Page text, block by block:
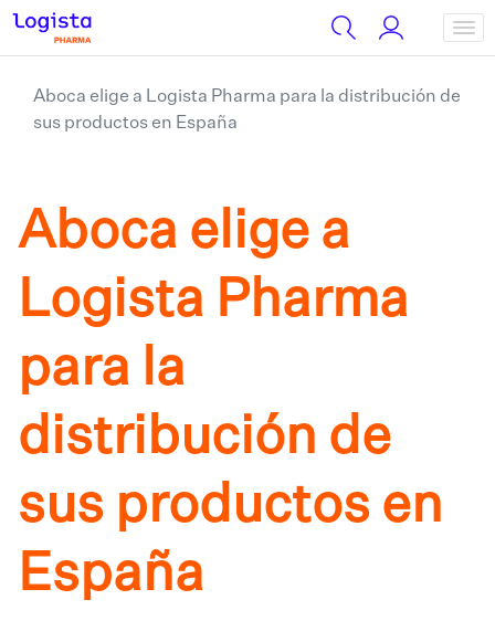
Aboca elige a Logista Pharma para la distribución de
sus productos en España
Aboca elige a
Logista Pharma
para la
distribución de
sus productos en
España